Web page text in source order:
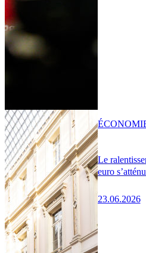
Le
euro
23.06.2026